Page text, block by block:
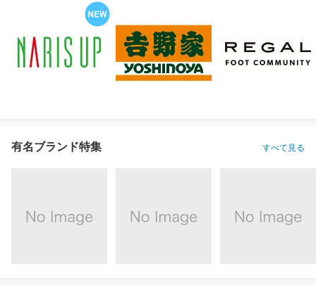
有名ブランド特集 すべて見る